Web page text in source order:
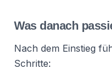
Was danach
Nach dem Einstieg
Schritte: